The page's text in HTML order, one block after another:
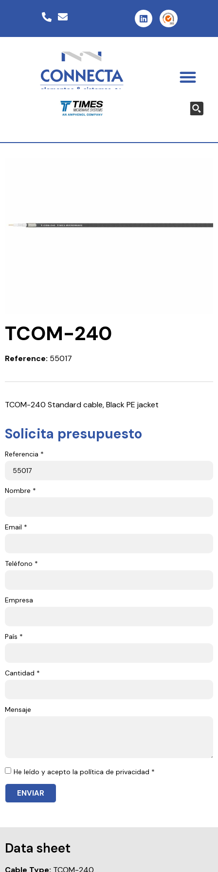
TCOM-240
Reference: 55017
TCOM-240 Standard cable, Black PE jacket
Solicita presupuesto
Referencia *
Nombre *
Email *
Teléfono *
Empresa
País *
Cantidad *
Mensaje
He leído y acepto la política de privacidad *
ENVIAR
Data sheet